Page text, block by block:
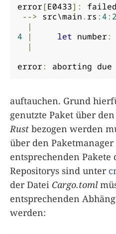
error[E0433]:
--> src\main. rs :4:
|
4
| let number:
|
error: aborting
auftauchen. Grund
genutzte Paket über
Rust bezogen werden
über den Paketmanager
entsprechenden Pakete
Repositorys sind unter
der Datei Cargo.toml
entsprechenden
werden: